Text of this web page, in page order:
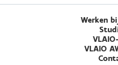
Werken
VLAIO